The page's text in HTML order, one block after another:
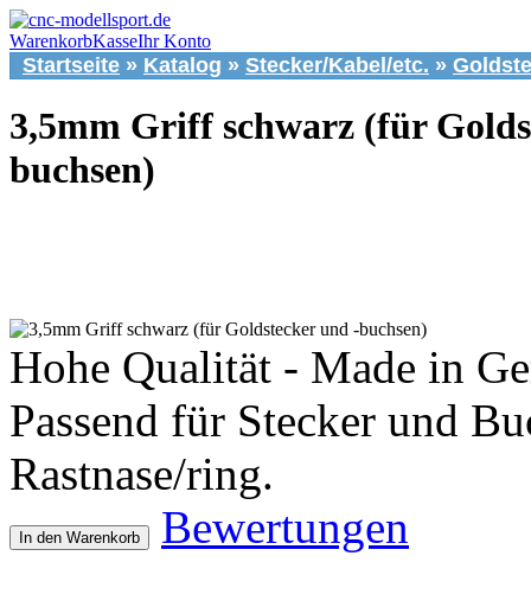
WarenkorbKasseIhr Konto
Startseite » Katalog » Stecker/Kabel/etc. »
3,5mm Griff schwarz (für
buchsen)
Hohe Qualität - Made in
Passend für Stecker und
Rastnase/ring.
In den Warenkorb Bewertungen